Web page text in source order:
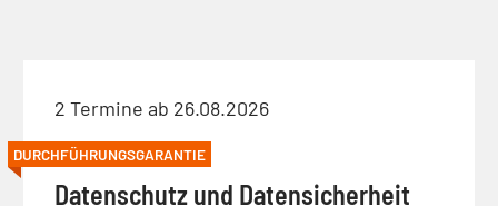
2 Termine ab 26.08.2026
DURCHFÜHRUNGSGARANTIE
Datenschutz und Datensicherheit